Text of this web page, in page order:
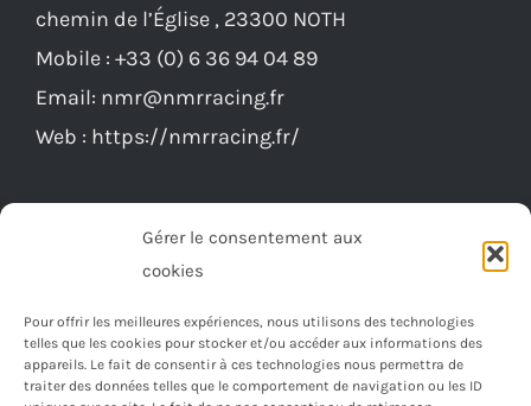
Gérer le consentement aux
cookies
Pour offrir les meilleures expériences, nous utilisons des technologies
telles que les cookies pour stocker et/ou accéder aux informations des
appareils. Le fait de consentir à ces technologies nous permettra de
traiter des données telles que le comportement de navigation ou les ID
chemin de l’Église , 23300 NOTH
Mobile : +33 (0) 6 36 94 04 89
Email: nmr@nmrracing.fr
Web : https://nmrracing.fr/